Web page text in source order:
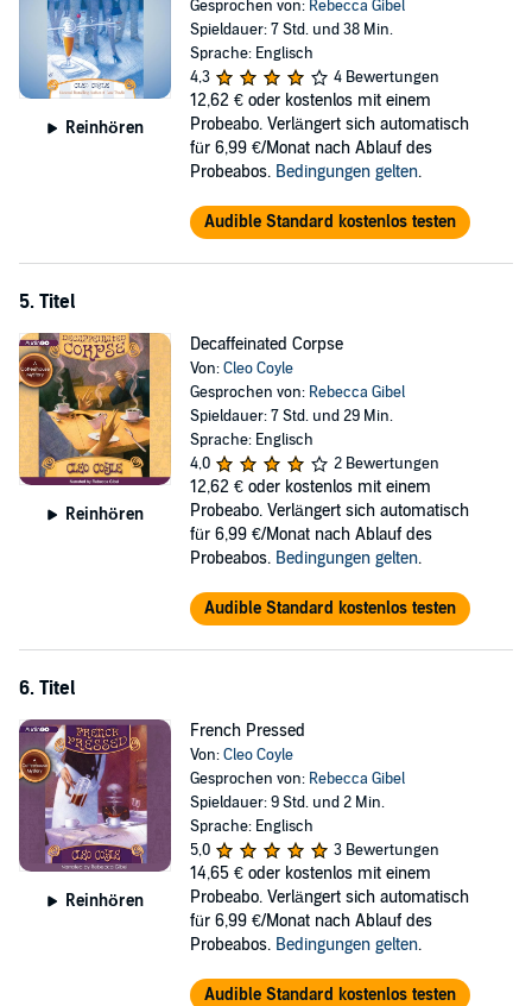
Reinhören
Gesprochen von: Rebecca Gibel
Spieldauer: 7 Std. und 38 Min.
Sprache: Englisch
4,3
4 Bewertungen
12,62 € oder kostenlos mit einem
Probeabo. Verlängert sich automatisch
für 6,99 €/Monat nach Ablauf des
Probeabos. Bedingungen gelten.
Audible Standard kostenlos testen
5. Titel
Reinhören
Decaffeinated Corpse
Von:Cleo Coyle
Gesprochen von: Rebecca Gibel
Spieldauer: 7 Std. und 29 Min.
Sprache: Englisch
4,0
2 Bewertungen
12,62 € oder kostenlos mit einem
Probeabo. Verlängert sich automatisch
für 6,99 €/Monat nach Ablauf des
Probeabos. Bedingungen gelten.
Audible Standard kostenlos testen
6. Titel
Reinhören
French Pressed
Von:Cleo Coyle
Gesprochen von: Rebecca Gibel
Spieldauer: 9 Std. und 2 Min.
Sprache: Englisch
5,0
3 Bewertungen
14,65 € oder kostenlos mit einem
Probeabo. Verlängert sich automatisch
für 6,99 €/Monat nach Ablauf des
Probeabos. Bedingungen gelten.
Audible Standard kostenlos testen